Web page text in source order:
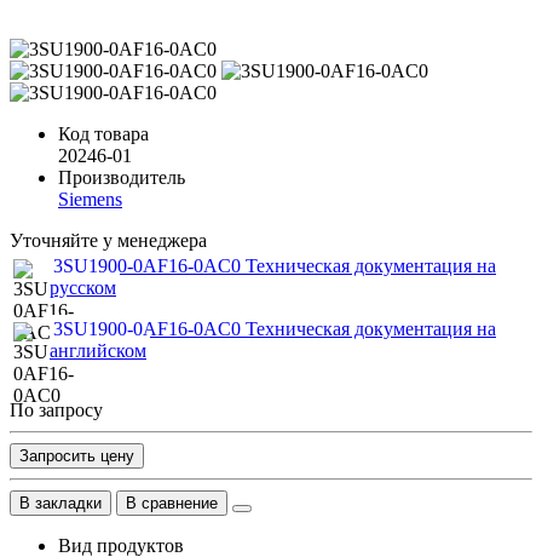
Код товара
20246-01
Производитель
Siemens
Уточняйте у менеджера
3SU1900-0AF16-0AC0 Техническая документация на
русском
3SU1900-0AF16-0AC0 Техническая документация на
английском
По запросу
Запросить цену
В закладки В сравнение
Вид продуктов